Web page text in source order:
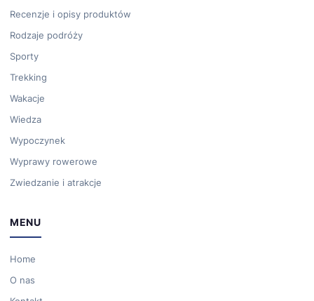
Recenzje i opisy produktów
Rodzaje podróży
Sporty
Trekking
Wakacje
Wiedza
Wypoczynek
Wyprawy rowerowe
Zwiedzanie i atrakcje
MENU
Home
O nas